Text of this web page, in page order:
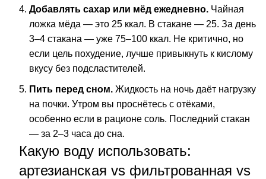
Добавлять сахар или мёд ежедневно. Чайная
ложка мёда — это 25 ккал. В стакане — 25. За день
3–4 стакана — уже 75–100 ккал. Не критично, но
если цель похудение, лучше привыкнуть к кислому
вкусу без подсластителей.
Пить перед сном. Жидкость на ночь даёт нагрузку
на почки. Утром вы проснётесь с отёками,
особенно если в рационе соль. Последний стакан
— за 2–3 часа до сна.
Какую воду использовать:
артезианская vs фильтрованная vs